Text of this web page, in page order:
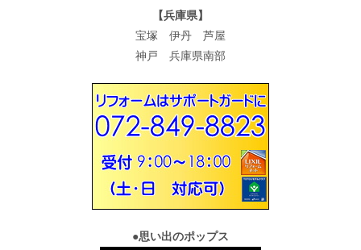
【兵庫県】
宝塚 伊丹 芦屋
神戸 兵庫県南部
●思い出のポップス